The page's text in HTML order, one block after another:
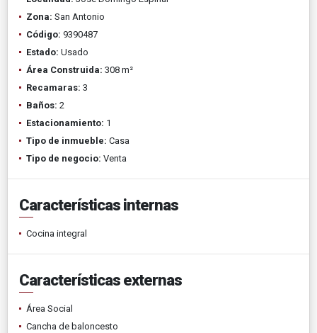
Zona: San Antonio
Código: 9390487
Estado: Usado
Área Construida: 308 m²
Recamaras: 3
Baños: 2
Estacionamiento: 1
Tipo de inmueble: Casa
Tipo de negocio: Venta
Características internas
Cocina integral
Características externas
Área Social
Cancha de baloncesto